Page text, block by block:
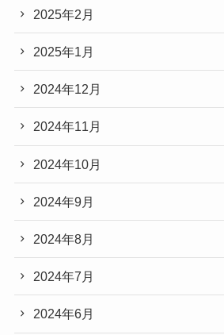
2025年2月
2025年1月
2024年12月
2024年11月
2024年10月
2024年9月
2024年8月
2024年7月
2024年6月